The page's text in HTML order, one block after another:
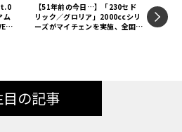
ム
V
【51年前の今日…】「230セド
リック／グロリア」2000ccシリ
ーズがマイチェンを実施、全国一
目の記事